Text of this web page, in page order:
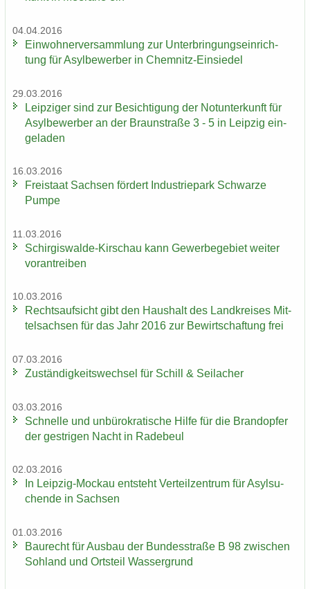
04.04.2016
Ein­woh­ner­ver­samm­lung zur Un­ter­brin­gungs­ein­rich­
tung für Asyl­be­wer­ber in Chemnitz-​Einsiedel
29.03.2016
Leip­zi­ger sind zur Be­sich­ti­gung der Not­un­ter­kunft für
Asyl­be­wer­ber an der Braun­stra­ße 3 - 5 in Leip­zig ein­
ge­la­den
16.03.2016
Frei­staat Sach­sen för­dert In­dus­trie­park Schwar­ze
Pumpe
11.03.2016
Schirgiswalde-​Kirschau kann Ge­wer­be­ge­biet wei­ter
vor­an­trei­ben
10.03.2016
Rechts­auf­sicht gibt den Haus­halt des Land­krei­ses Mit­
tel­sach­sen für das Jahr 2016 zur Be­wirt­schaf­tung frei
07.03.2016
Zu­stän­dig­keits­wech­sel für Schill & Seil­a­cher
03.03.2016
Schnel­le und un­bü­ro­kra­ti­sche Hilfe für die Brand­op­fer
der gest­ri­gen Nacht in Ra­de­beul
02.03.2016
In Leipzig-​Mockau ent­steht Ver­teil­zen­trum für Asyl­su­
chen­de in Sach­sen
01.03.2016
Bau­recht für Aus­bau der Bun­des­stra­ße B 98 zwi­schen
Soh­land und Orts­teil Was­ser­grund